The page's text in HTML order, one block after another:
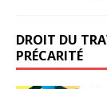
DROIT DU
PRÉCARITÉ